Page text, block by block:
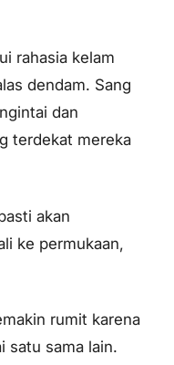
rahasia kelam
dendam. Sang
dan
terdekat mereka
akan
ke permukaan,
rumit karena
satu sama lain.